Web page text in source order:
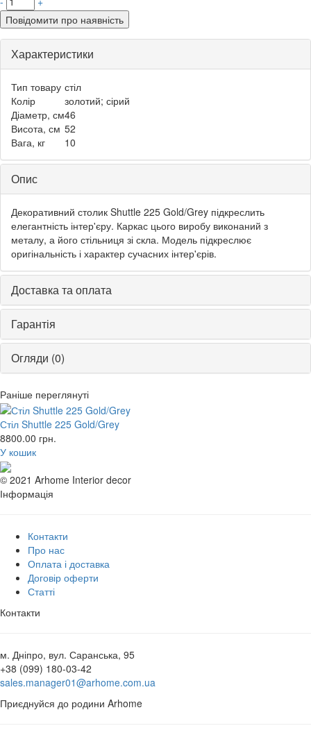
Повідомити про наявність
Характеристики
Тип товару стіл
Колір
золотий; сірий
Діаметр, см46
Висота, см 52
Вага, кг
10
Опис
Декоративний столик Shuttle 225 Gold/Grey підкреслить
елегантність інтер'єру. Каркас цього виробу виконаний з
металу, а його стільниця зі скла. Модель підкреслює
оригінальність і характер сучасних інтер'єрів.
Доставка та оплата
Гарантія
Огляди (0)
Раніше переглянуті
Стіл Shuttle 225 Gold/Grey
8800.00 грн.
У кошик
© 2021 Arhome Interior decor
Інформація
Контакти
Про нас
Оплата і доставка
Договір оферти
Статті
Контакти
м. Дніпро, вул. Саранська, 95
+38 (099) 180-03-42
sales.manager01@arhome.com.ua
Приєднуйся до родини Arhome